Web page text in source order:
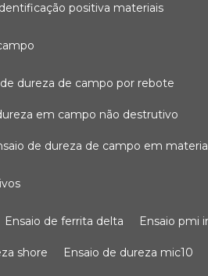
positiva materiais
de dureza de campo por rebote
em campo não destrutivo
de dureza de campo em
ensaio de ferrita delta ensaio pmi
shore ensaio de dureza mic10